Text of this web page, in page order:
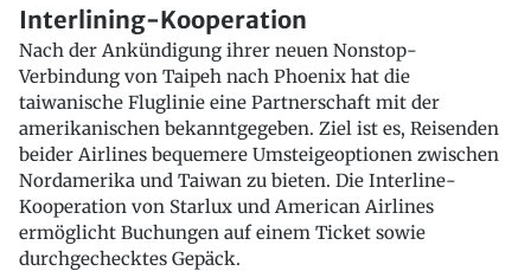
Interlining-Kooperation
Nach der Ankündigung ihrer neuen Nonstop-
Verbindung von Taipeh nach Phoenix hat die
taiwanische Fluglinie eine Partnerschaft mit der
amerikanischen bekanntgegeben. Ziel ist es, Reisenden
beider Airlines bequemere Umsteigeoptionen zwischen
Nordamerika und Taiwan zu bieten. Die Interline-
Kooperation von Starlux und American Airlines
ermöglicht Buchungen auf einem Ticket sowie
durchgechecktes Gepäck.